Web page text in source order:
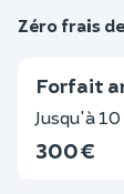
Zéro frais
Forfait
Jusqu'à
300 €